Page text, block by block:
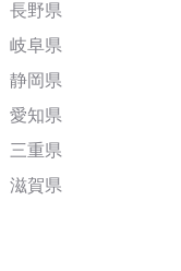
長野県
岐阜県
静岡県
愛知県
三重県
滋賀県